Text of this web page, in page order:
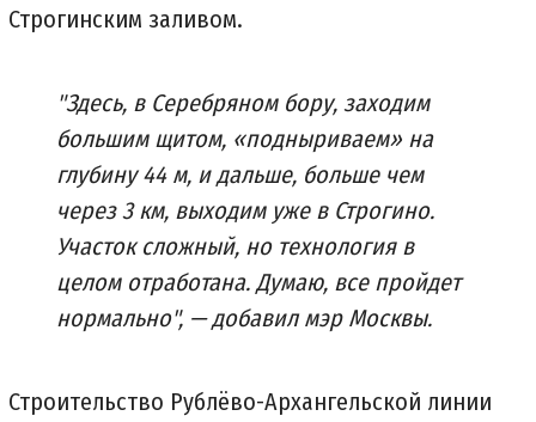
Строгинским заливом.
"Здесь, в Серебряном бору, заходим
большим щитом, «подныриваем» на
глубину 44 м, и дальше, больше чем
через 3 км, выходим уже в Строгино.
Участок сложный, но технология в
целом отработана. Думаю, все пройдет
нормально", — добавил мэр Москвы.
Строительство Рублёво-Архангельской линии